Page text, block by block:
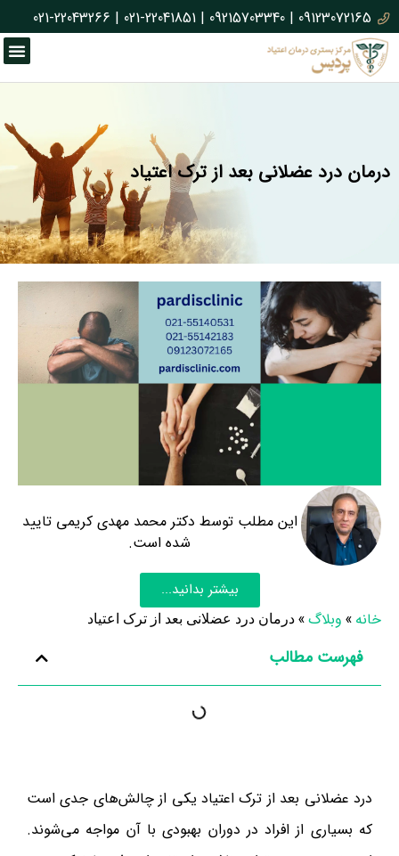
09123072165
|
09215703340
|
021-22041851
|
021-22043266
درمان درد عضلانی بعد از ترک اعتیاد
این مطلب توسط دکتر محمد مهدی کریمی تایید
شده است.
بیشتر بدانید...
خانه » وبلاگ»درمان درد عضلانی بعد از ترک اعتیاد
فهرست مطالب
درد عضلانی بعد از ترک اعتیاد یکی از چالش‌های جدی است
که بسیاری از افراد در دوران بهبودی با آن مواجه می‌شوند.